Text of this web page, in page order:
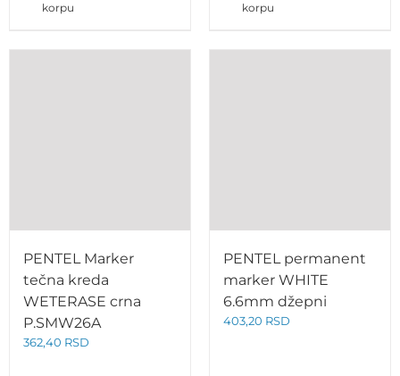
korpu
korpu
PENTEL Marker
tečna kreda
WETERASE crna
P.SMW26A
362,40 RSD
PENTEL permanent
marker WHITE
6.6mm džepni
403,20 RSD